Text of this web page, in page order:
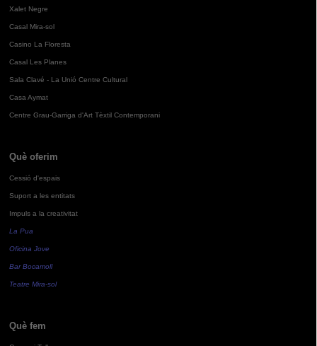
Xalet Negre
Casal Mira-sol
Casino La Floresta
Casal Les Planes
Sala Clavé - La Unió Centre Cultural
Casa Aymat
Centre Grau-Garriga d'Art Tèxtil Contemporani
Què oferim
Cessió d'espais
Suport a les entitats
Impuls a la creativitat
La Pua
Oficina Jove
Bar Bocamoll
Teatre Mira-sol
Què fem